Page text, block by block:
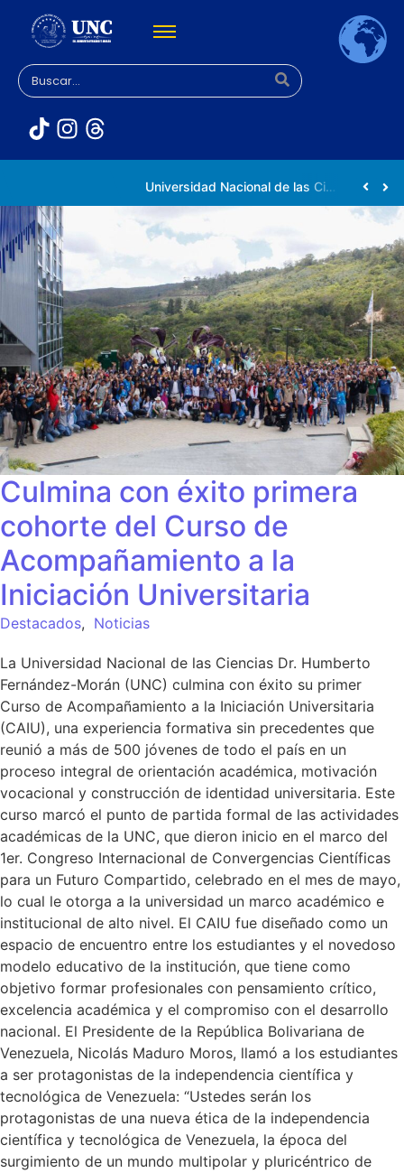
Venezuela participa en la Conferencia Mundial de Inteligencia Artificial en Shanghái
Culmina con éxito primera
cohorte del Curso de
Acompañamiento a la
Iniciación Universitaria
Destacados, Noticias
La Universidad Nacional de las Ciencias Dr. Humberto
Fernández-Morán (UNC) culmina con éxito su primer
Curso de Acompañamiento a la Iniciación Universitaria
(CAIU), una experiencia formativa sin precedentes que
reunió a más de 500 jóvenes de todo el país en un
proceso integral de orientación académica, motivación
vocacional y construcción de identidad universitaria. Este
curso marcó el punto de partida formal de las actividades
académicas de la UNC, que dieron inicio en el marco del
1er. Congreso Internacional de Convergencias Científicas
para un Futuro Compartido, celebrado en el mes de mayo,
lo cual le otorga a la universidad un marco académico e
institucional de alto nivel. El CAIU fue diseñado como un
espacio de encuentro entre los estudiantes y el novedoso
modelo educativo de la institución, que tiene como
objetivo formar profesionales con pensamiento crítico,
excelencia académica y el compromiso con el desarrollo
nacional. El Presidente de la República Bolivariana de
Venezuela, Nicolás Maduro Moros, llamó a los estudiantes
a ser protagonistas de la independencia científica y
tecnológica de Venezuela: “Ustedes serán los
protagonistas de una nueva ética de la independencia
científica y tecnológica de Venezuela, la época del
surgimiento de un mundo multipolar y pluricéntrico de